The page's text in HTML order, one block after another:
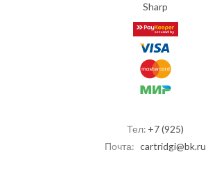
Sharp
Тел: +7 (925)
Почта: cartridgi@bk.ru